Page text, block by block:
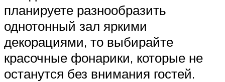
планируете разнообразить
однотонный зал яркими
декорациями, то выбирайте
красочные фонарики, которые не
останутся без внимания гостей.